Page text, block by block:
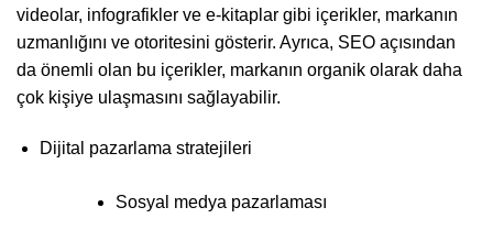
videolar, infografikler ve e-kitaplar gibi içerikler, markanın
uzmanlığını ve otoritesini gösterir. Ayrıca, SEO açısından
da önemli olan bu içerikler, markanın organik olarak daha
çok kişiye ulaşmasını sağlayabilir.
Dijital pazarlama stratejileri
Sosyal medya pazarlaması